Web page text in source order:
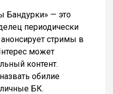
Бандурки» — это
периодически
стримы в
может
контент.
обилие
БК.